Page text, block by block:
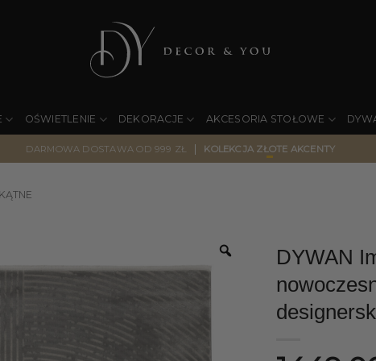
OŚWIETLENIE DEKORACJE AKCESORIA STOŁOWE
DARMOWA DOSTAWA OD 999 ZŁ | KOLEKCJA ZŁOTE AKCENTY
DYWAN